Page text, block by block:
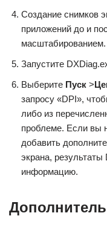
Создание снимков
приложений до и
масштабированием.
Запустите
Выберите Пуск >
запросу «DPI»,
либо из
проблеме. Если вы
добавить
экрана,
информацию.